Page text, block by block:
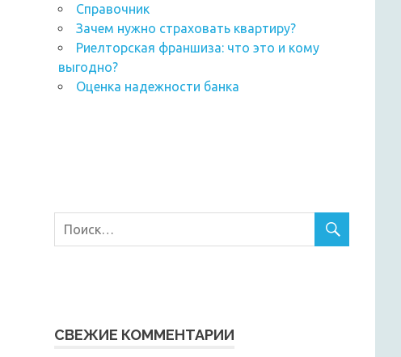
Справочник
Зачем нужно страховать квартиру?
Риелторская франшиза: что это и кому
выгодно?
Оценка надежности банка
СВЕЖИЕ КОММЕНТАРИИ